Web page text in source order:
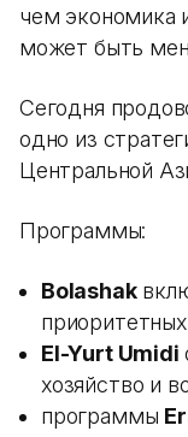
чем экономика
может быть
Сегодня
одно из
Центральной
Программы:
Bolashak
El-Yurt Umidi
хозяйство и
программы